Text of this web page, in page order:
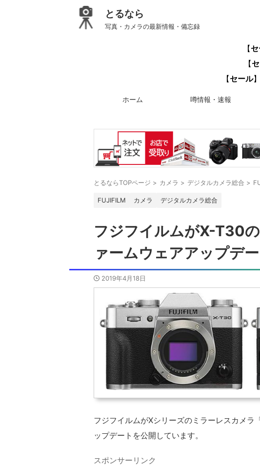
とるなら
写真・カメラの最新情報・備忘録
【
【
【セール】
ホーム 噂情報・速報
とるならTOPページ > カメラ > デジタルカメラ総合 >
FUJIFILM カメラ デジタルカメラ総合
フジフイルムがX-T30
ァームウェアアップデ
2019年4月18日
フジフイルムがXシリーズのミラーレスカメラ
ップデートを公開しています。
スポンサーリンク